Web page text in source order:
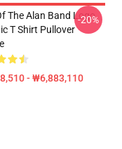
The Alan Band Logo
T Shirt Pullover
- ₩6,883,110
-20%